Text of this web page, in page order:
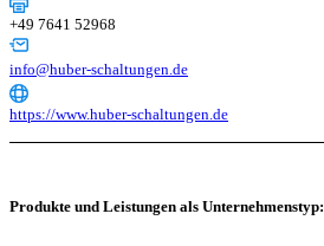
+49 7641 52968
info@huber-schaltungen.de
https://www.huber-schaltungen.de
Produkte und Leistungen als Unternehmenstyp: